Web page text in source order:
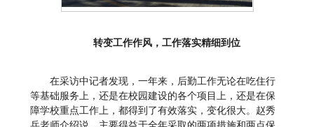
转变工作作风，工作落实精细到位
在采访中记者发现，一年来，后勤工作无论在吃住行
等基础服务上，还是在校园建设的各个项目上，还是在保
障学校重点工作上，都得到了有效落实，变化很大。赵秀